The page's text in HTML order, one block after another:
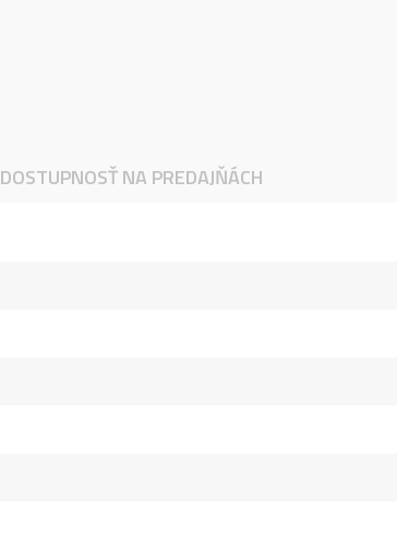
DOSTUPNOSŤ NA PREDAJŇÁCH